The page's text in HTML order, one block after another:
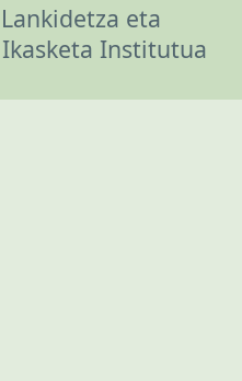
eta
Institutua